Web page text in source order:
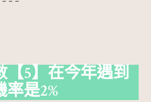
【5】在今年遇到
是2%